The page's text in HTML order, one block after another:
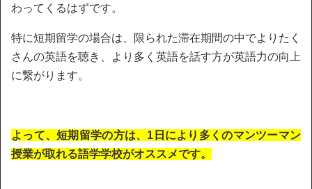
わってくるはずです。
特に短期留学の場合は、限られた滞在期間の中でよりたく
さんの英語を聴き、より多く英語を話す方が英語力の向上
に繋がります。
よって、短期留学の方は、1日により多くのマンツーマン
授業が取れる語学学校がオススメです。